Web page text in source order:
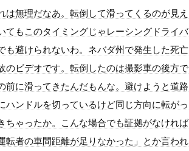
祭りを中止に追い込む
あり】
出し！水晶宮大荒れ！
！
教えてくれ
る！人生最後のラスト写真集、最高！...
草 ほか
は無理だなあ。転倒して滑ってくるのが見え
てもこのタイミングじゃレーシングドライバ
も避けられないわ。ネバダ州で発生した死亡
のビデオです。転倒したのは撮影車の後方で
前に滑ってきたんだもんな。避けようと道路
ハンドルを切っているけど同じ方向に転がっ
ちゃったか。こんな場合でも証拠がなければ
運転者の車間距離が足りなかった」とか言われ